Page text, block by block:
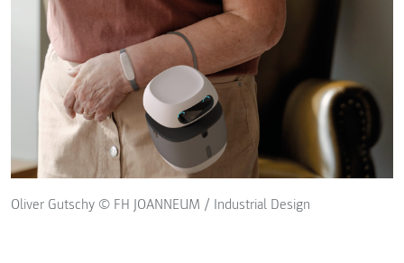
Oliver Gutschy © FH JOANNEUM / Industrial Design